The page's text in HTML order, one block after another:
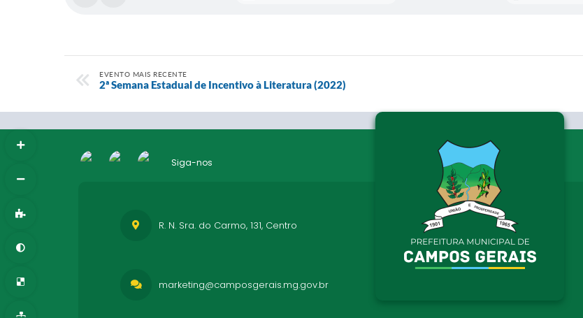
EVENTO MAIS RECENTE
2ª Semana Estadual de Incentivo à Literatura (2022)
Siga-nos
R. N. Sra. do Carmo, 131, Centro
marketing@camposgerais.mg.gov.br